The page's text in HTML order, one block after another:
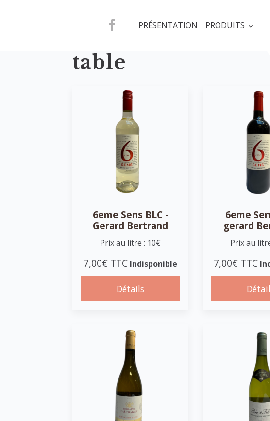
PRÉSENTATION PRODUITS
table
6eme Sens BLC -
Gerard Bertrand
Prix au litre : 10€
7,00€ TTC Indisponible
Détails
6eme
gerard
Prix au
7,00€ TTC